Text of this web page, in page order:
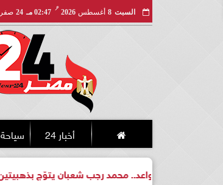
السبت 8 أغسطس 2026
مـ
02:47 مـ 24 صفر
أخبار 24
لبطل واعد.. محمد رجب شعبان يتوّج بذهبيتين في